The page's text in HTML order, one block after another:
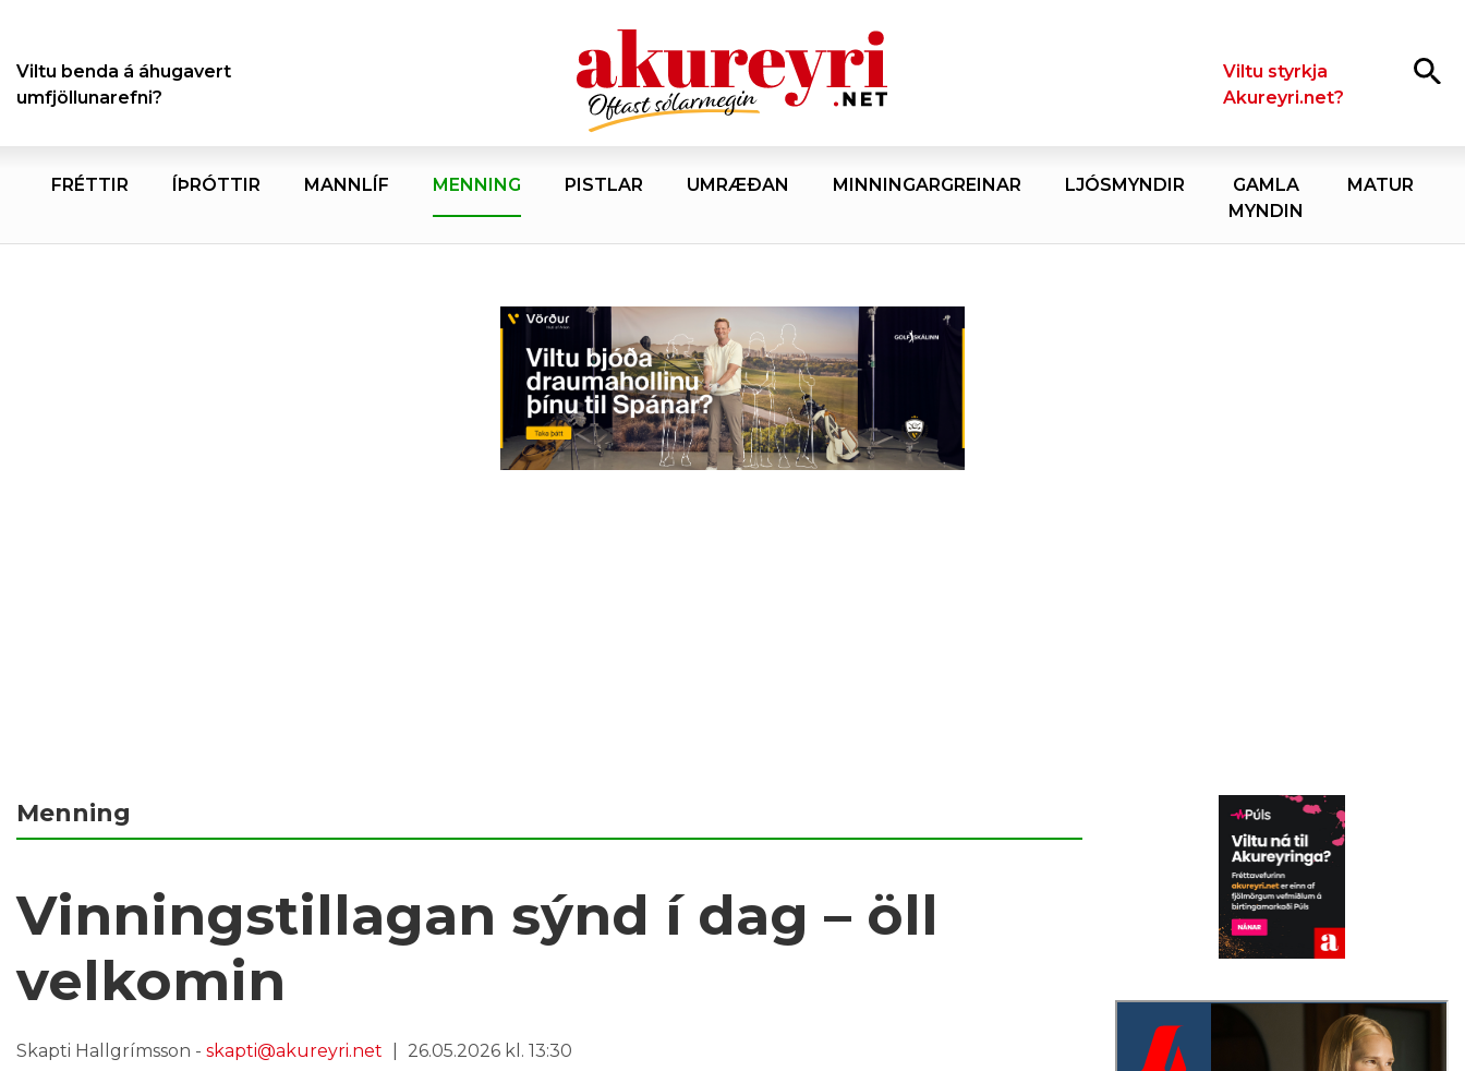
Leita
Viltu benda á áhugavert
umfjöllunarefni?
Viltu styrkja
Akureyri.net?
FRÉTTIR ÍÞRÓTTIR MANNLÍF MENNING PISTLAR UMRÆÐAN MINNINGARGREINAR LJÓSMYNDIR
GAMLA
MYNDIN
MATUR
Menning
Vinningstillagan sýnd í dag – öll
velkomin
Skapti Hallgrímsson - skapti@akureyri.net 26.05.2026 kl. 13:30